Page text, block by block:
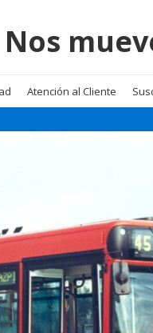
Atención al Cliente